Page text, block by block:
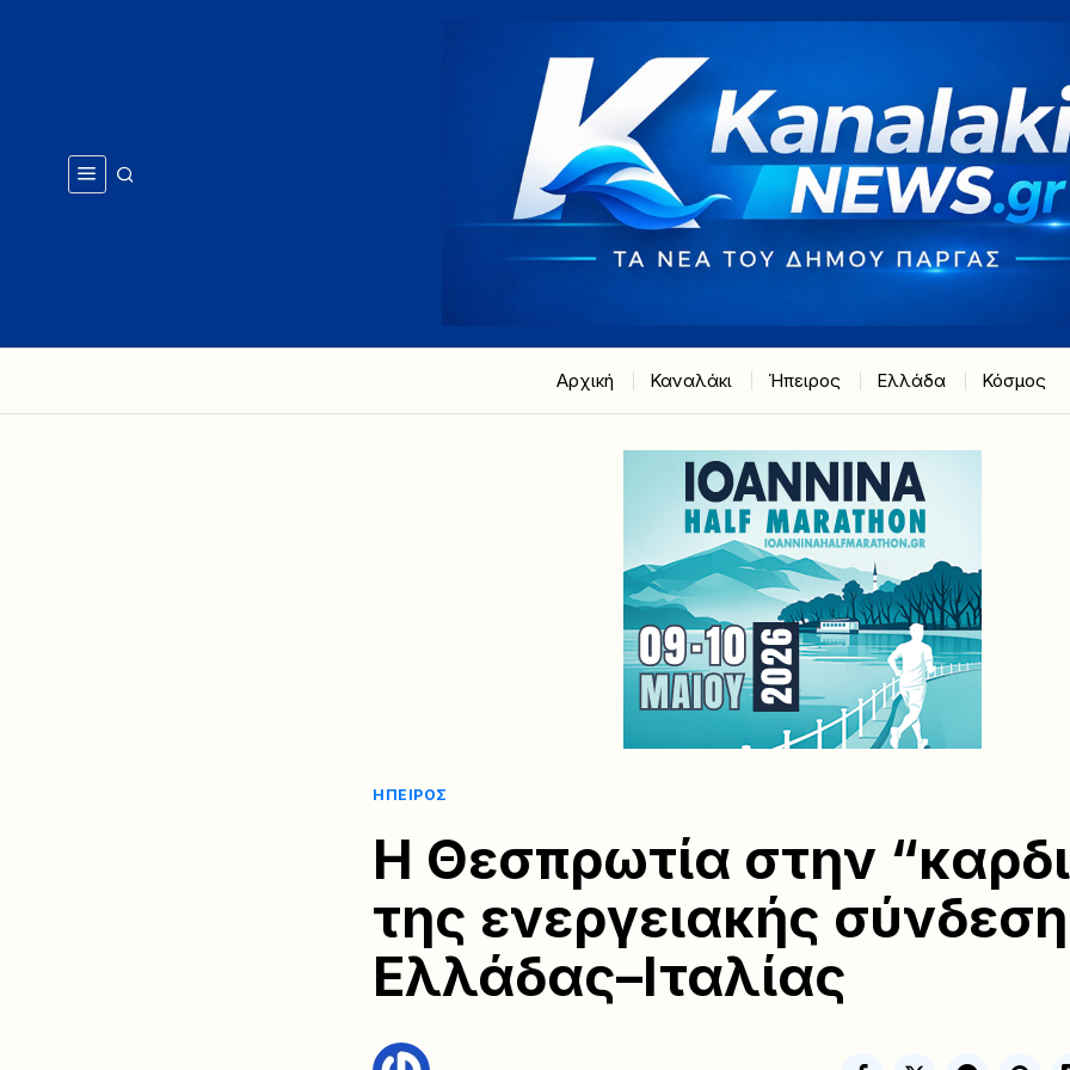
Αρχική Καναλάκι Ήπειρος Ελλάδα Κόσμος
ΉΠΕΙΡΟΣ
Η Θεσπρωτία στην
της ενεργειακής
Ελλάδας–Ιταλίας